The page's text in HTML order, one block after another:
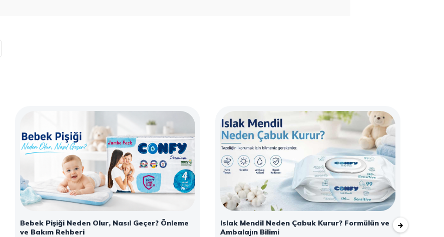
Bebek Pişiği Neden Olur, Nasıl Geçer? Önleme
ve Bakım Rehberi
Islak Mendil Neden Çabuk Kurur? Formülün ve
Ambalajın Bilimi